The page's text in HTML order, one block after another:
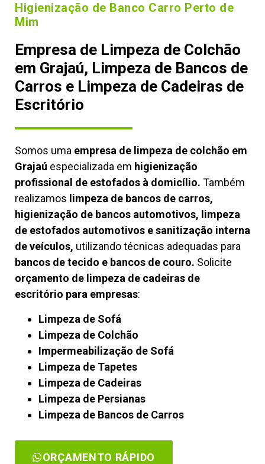
Higienização de Banco Carro Perto de
Mim
Empresa de Limpeza de Colchão
em Grajaú, Limpeza de Bancos de
Carros e Limpeza de Cadeiras de
Escritório
Somos uma empresa de limpeza de colchão em
Grajaú especializada em higienização
profissional de estofados à domicílio. Também
realizamos limpeza de bancos de carros,
higienização de bancos automotivos, limpeza
de estofados automotivos e sanitização interna
de veículos, utilizando técnicas adequadas para
bancos de tecido e bancos de couro. Solicite
orçamento de limpeza de cadeiras de
escritório para empresas:
Limpeza de Sofá
Limpeza de Colchão
Impermeabilização de Sofá
Limpeza de Tapetes
Limpeza de Cadeiras
Limpeza de Persianas
Limpeza de Bancos de Carros
ORÇAMENTO RÁPIDO